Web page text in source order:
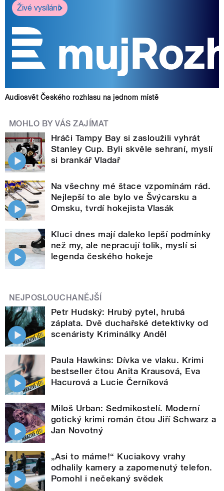
Živé vysílání
Audiosvět Českého rozhlasu na jednom místě
MOHLO BY VÁS ZAJÍMAT
Hráči Tampy Bay si zasloužili vyhrát
Stanley Cup. Byli skvěle sehraní, myslí
si brankář Vladař
Na všechny mé štace vzpomínám rád.
Nejlepší to ale bylo ve Švýcarsku a
Omsku, tvrdí hokejista Vlasák
Kluci dnes mají daleko lepší podmínky
než my, ale nepracují tolik, myslí si
legenda českého hokeje
NEJPOSLOUCHANĚJŠÍ
Petr Hudský: Hrubý pytel, hrubá
záplata. Dvě duchařské detektivky od
scenáristy Kriminálky Anděl
Paula Hawkins: Dívka ve vlaku. Krimi
bestseller čtou Anita Krausová, Eva
Hacurová a Lucie Černíková
Miloš Urban: Sedmikostelí. Moderní
gotický krimi román čtou Jiří Schwarz a
Jan Novotný
„Asi to máme!“ Kuciakovy vrahy
odhalily kamery a zapomenutý telefon.
Pomohl i nečekaný svědek